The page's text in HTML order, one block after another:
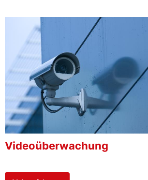
Videoüberwachung